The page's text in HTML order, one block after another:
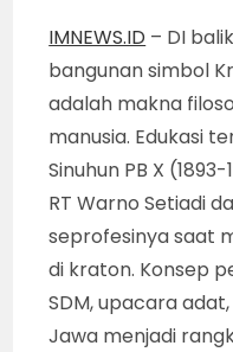
IMNEWS.ID – DI
bangunan simbol
adalah makna
manusia. Edukasi
Sinuhun PB X
RT Warno Setiadi
seprofesinya saat
di kraton. Konsep
SDM, upacara
Jawa menjadi